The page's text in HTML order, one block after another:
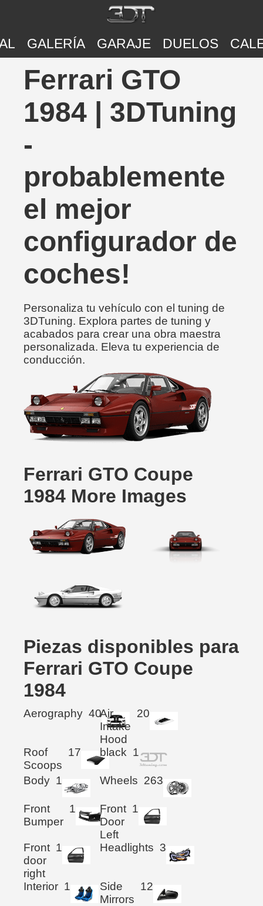
GALERÍA GARAJE DUELOS
Ferrari GTO
1984 | 3DTuning
-
probablemente
el mejor
configurador de
coches!
Personaliza tu vehículo con el tuning de
3DTuning. Explora partes de tuning y
acabados para crear una obra maestra
personalizada. Eleva tu experiencia de
conducción.
Ferrari GTO Coupe
1984 More Images
Piezas disponibles para
Ferrari GTO Coupe
1984
Aerography 40Air
Intake
Hood
20
Roof
Scoops
17 black 1
Body 1 Wheels 263
Front
Bumper
1
Front
Door
Left
1
Front
door
right
1 Headlights 3
Interior 1
Side
Mirrors
12